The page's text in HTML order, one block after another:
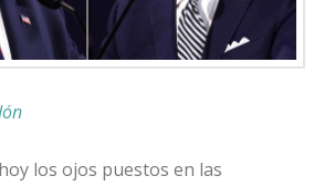
los ojos puestos en las